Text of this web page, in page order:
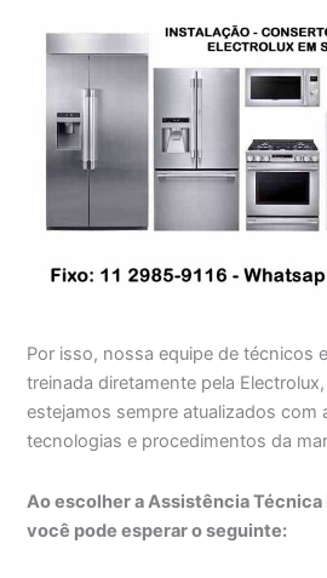
Por isso, nossa equipe de técnicos
treinada diretamente pela
estejamos sempre atualizados com
tecnologias e procedimentos da
Ao escolher a Assistência Técnica
você pode esperar o seguinte: